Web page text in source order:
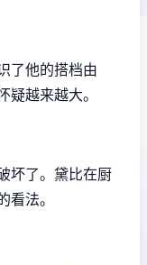
了他的搭档由
越来越大。
坏了。黛比在厨
法。